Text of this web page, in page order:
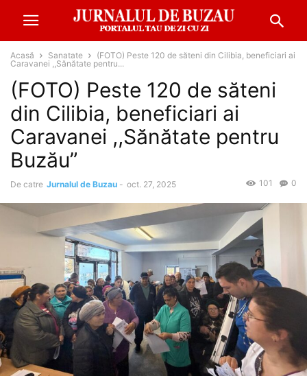
Acasă Sanatate
(FOTO) Peste 120 de săteni din Cilibia, beneficiari ai
Caravanei ,,Sănătate pentru...
(FOTO) Peste 120 de săteni
din Cilibia, beneficiari ai
Caravanei ,,Sănătate pentru
Buzău”
De catre Jurnalul de Buzau - oct. 27, 2025 0
101